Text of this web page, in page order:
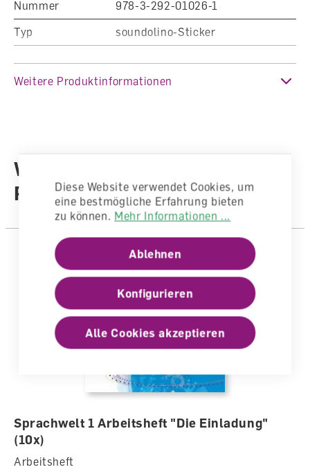
Nummer
978-3-292-01026-1
Typ
soundolino-Sticker
Fachbereich
Deutsch
Autoren /
Illustratoren
Autorenteam
Weitere Produktinformationen
Weitere Produkte aus der
Reihe
Sprachwelt 1 Arbeitsheft "Die Einladung"
(10x)
Arbeitsheft
Diese Website verwendet Cookies, um
eine bestmögliche Erfahrung bieten
zu können. Mehr Informationen ...
Ablehnen
Konfigurieren
Alle Cookies akzeptieren